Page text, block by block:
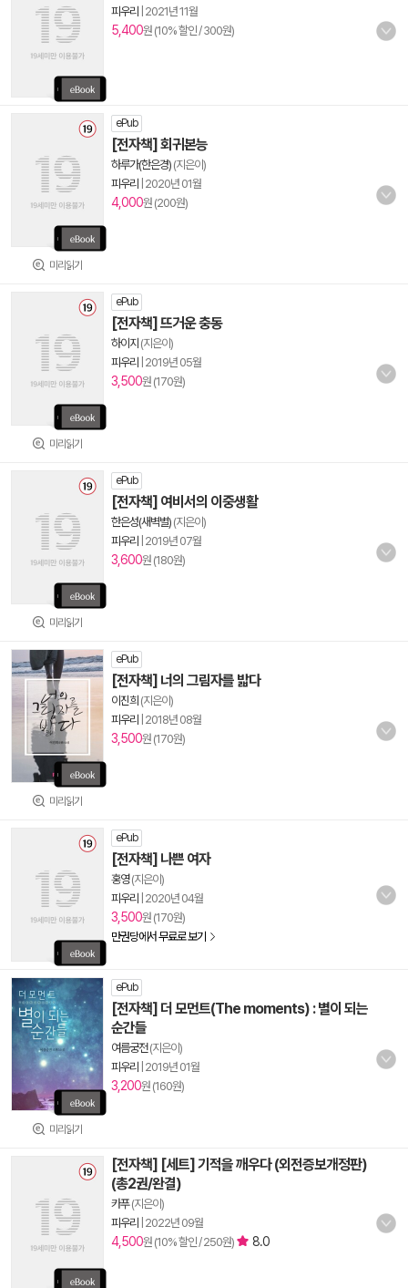
피우리
2021년 11월
5,400원 (10% 할인 / 300원)
미리읽기
ePub
[전자책] 회귀본능
하루가(한은경) (지은이)
피우리
2020년 01월
4,000원 (200원)
미리읽기
ePub
[전자책] 뜨거운 충동
하이지 (지은이)
피우리
2019년 05월
3,500원 (170원)
미리읽기
ePub
[전자책] 여비서의 이중생활
한은성(새벽별) (지은이)
피우리
2019년 07월
3,600원 (180원)
미리읽기
ePub
[전자책] 너의 그림자를 밟다
이진희 (지은이)
피우리
2018년 08월
3,500원 (170원)
ePub
[전자책] 나쁜 여자
홍영(지은이)
피우리
2020년 04월
3,500원 (170원)
만권당에서 무료로 보기
미리읽기
ePub
[전자책] 더 모먼트(The moments) : 별이 되는
순간들
여름궁전(지은이)
피우리
2019년 01월
3,200원 (160원)
[전자책] [세트] 기적을 깨우다 (외전증보개정판)
(총2권/완결)
카푸(지은이)
피우리
2022년 09월
4,500원 (10% 할인 / 250원) 8.0